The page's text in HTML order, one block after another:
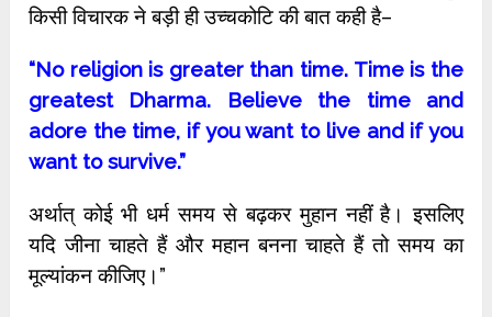
किसी विचारक ने बड़ी ही उच्चकोटि की बात कही है–
“No religion is greater than time. Time is the
greatest Dharma. Believe the time and
adore the time, if you want to live and if you
want to survive.”
अर्थात् कोई भी धर्म समय से बढ़कर मुहान नहीं है। इसलिए
यदि जीना चाहते हैं और महान बनना चाहते हैं तो समय का
मूल्यांकन कीजिए।”